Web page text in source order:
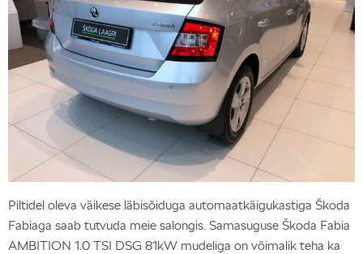
Piltidel oleva väikese läbisõiduga automaatkäigukastiga Škoda
Fabiaga saab tutvuda meie salongis. Samasuguse Škoda Fabia
AMBITION 1.0 TSI DSG 81kW mudeliga on võimalik teha ka